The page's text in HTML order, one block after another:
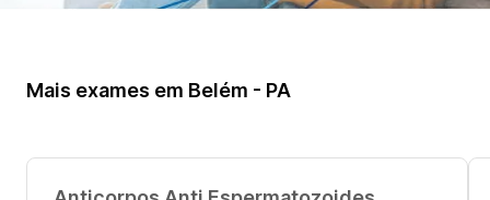
Mais exames em Belém - PA